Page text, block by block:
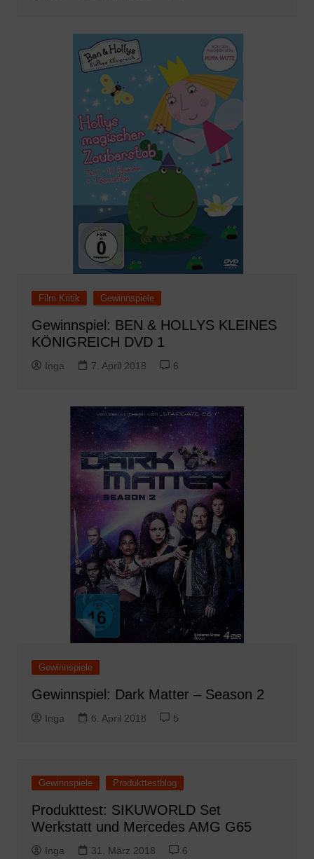
Film Kritik Gewinnspiele
Gewinnspiel: BEN & HOLLYS KLEINES
KÖNIGREICH DVD 1
Inga 7. April 2018 6
Gewinnspiele
Gewinnspiel: Dark Matter – Season 2
Inga 6. April 2018 5
Gewinnspiele Produkttestblog
Produkttest: SIKUWORLD Set
Werkstatt und Mercedes AMG G65
Inga 31. März 2018 6